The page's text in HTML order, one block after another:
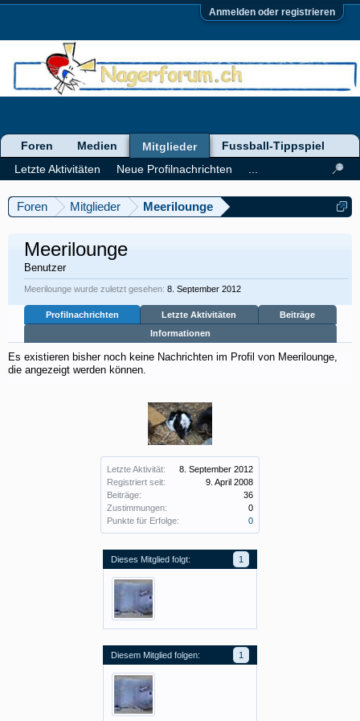
Anmelden oder registrieren
Foren Mitglieder Meerilounge
Letzte Aktivität:
8. September 2012
Registriert seit:
9. April 2008
Beiträge:
36
Zustimmungen:
0
Punkte für Erfolge:
0
Dieses Mitglied folgt: 1
Diesem Mitglied folgen: 1
Meerilounge
Benutzer
Meerilounge wurde zuletzt gesehen: 8. September 2012
Profilnachrichten Letzte Aktivitäten
Beiträge
Informationen
Es existieren bisher noch keine Nachrichten im Profil von Meerilounge,
die angezeigt werden können.
Foren Medien
Mitglieder
Letzte Aktivitäten
Neue Profilnachrichten
Fussball-Tippspiel